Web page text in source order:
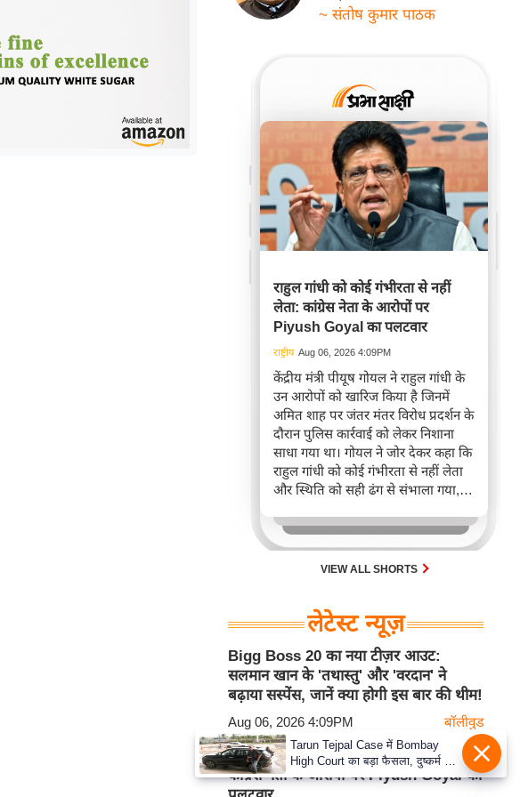
~ संतोष कुमार पाठक
राहुल गांधी को कोई गंभीरता से नहीं
लेता: कांग्रेस नेता के आरोपों पर
Piyush Goyal का पलटवार
राष्ट्रीय Aug 06, 2026 4:09PM
केंद्रीय मंत्री पीयूष गोयल ने राहुल गांधी के
उन आरोपों को खारिज किया है जिनमें
अमित शाह पर जंतर मंतर विरोध प्रदर्शन के
दौरान पुलिस कार्रवाई को लेकर निशाना
साधा गया था। गोयल ने जोर देकर कहा कि
राहुल गांधी को कोई गंभीरता से नहीं लेता
और स्थिति को सही ढंग से संभाला गया,
NEET अनियमितताओं को लेकर
लोकतांत्रिक असहमति दबाने के राहुल गांधी
के आरोप के बाद आई है।
VIEW ALL SHORTS
लेटेस्ट न्यूज़
Bigg Boss 20 का नया टीज़र आउट:
सलमान खान के 'तथास्तु' और 'वरदान' ने
बढ़ाया सस्पेंस, जानें क्या होगी इस बार की थीम!
Aug 06, 2026 4:09PM बॉलीवुड
राहुल गांधी को कोई गंभीरता से नहीं लेता:
कांग्रेस नेता के आरोपों पर Piyush Goyal का
Tarun Tejpal Case में Bombay
High Court का बड़ा फैसला, दुष्कर्म के
दोषी पूर्व संपादक को 10 साल की सख्त